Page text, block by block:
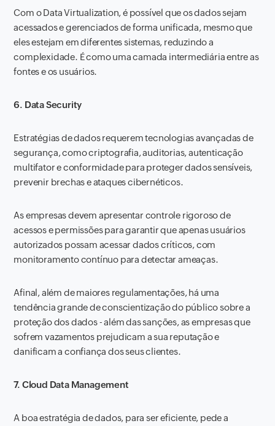
Com o Data Virtualization, é possível que os dados sejam
acessados e gerenciados de forma unificada, mesmo que
eles estejam em diferentes sistemas, reduzindo a
complexidade. É como uma camada intermediária entre as
fontes e os usuários.
6. Data Security
Estratégias de dados requerem tecnologias avançadas de
segurança, como criptografia, auditorias, autenticação
multifator e conformidade para proteger dados sensíveis,
prevenir brechas e ataques cibernéticos.
As empresas devem apresentar controle rigoroso de
acessos e permissões para garantir que apenas usuários
autorizados possam acessar dados críticos, com
monitoramento contínuo para detectar ameaças.
Afinal, além de maiores regulamentações, há uma
tendência grande de conscientização do público sobre a
proteção dos dados - além das sanções, as empresas que
sofrem vazamentos prejudicam a sua reputação e
danificam a confiança dos seus clientes.
7. Cloud Data Management
A boa estratégia de dados, para ser eficiente, pede a